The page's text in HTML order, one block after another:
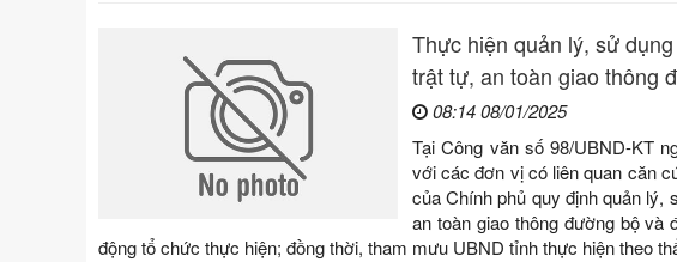
Thực hiện quản lý, sử
trật tự, an toàn giao thông
08:14 08/01/2025
Tại Công văn số 98/UBND-KT
với các đơn vị có liên quan căn
của Chính phủ quy định quản lý,
an toàn giao thông đường bộ và
động tổ chức thực hiện; đồng thời, tham mưu UBND tỉnh thực hiện theo